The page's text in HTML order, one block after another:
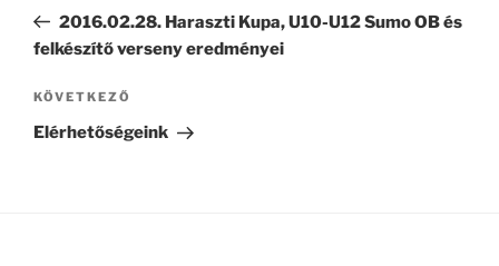
bejegyzés
2016.02.28. Haraszti Kupa, U10-U12 Sumo OB és
felkészítő verseny eredményei
Következő
bejegyzés
KÖVETKEZŐ
Elérhetőségeink